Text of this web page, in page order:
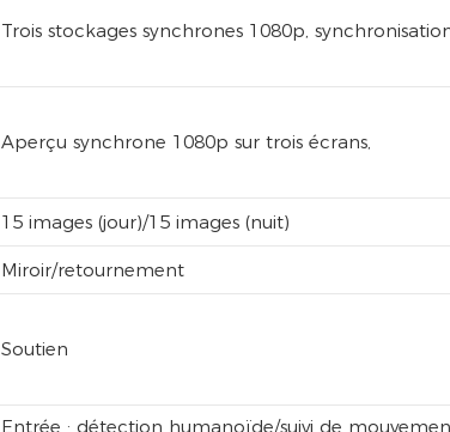
Trois stockages synchrones 1080p,
Aperçu synchrone 1080p sur trois écrans,
15 images (jour)/15 images (nuit)
Miroir/retournement
Soutien
Entrée : détection humanoïde/suivi de